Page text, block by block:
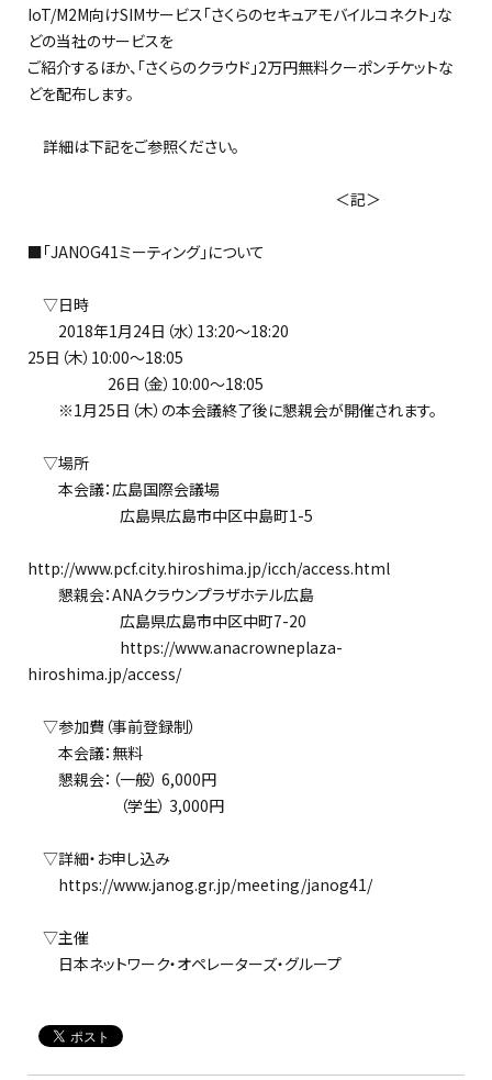
IoT/M2M向けSIMサービス「さくらのセキュアモバイルコネクト」な
どの当社のサービスを
ご紹介するほか、「さくらのクラウド」2万円無料クーポンチケットな
どを配布します。
詳細は下記をご参照ください。
＜記＞
■「JANOG41ミーティング」について
▽日時
2018年1月24日（水）13:20～18:20
25日（木）10:00～18:05
26日（金）10:00～18:05
※1月25日（木）の本会議終了後に懇親会が開催されます。
▽場所
本会議：広島国際会議場
広島県広島市中区中島町1-5
http://www.pcf.city.hiroshima.jp/icch/access.html
懇親会：ANAクラウンプラザホテル広島
広島県広島市中区中町7-20
https://www.anacrowneplaza-
hiroshima.jp/access/
▽参加費（事前登録制）
本会議：無料
懇親会：（一般） 6,000円
（学生） 3,000円
▽詳細・お申し込み
https://www.janog.gr.jp/meeting/janog41/
▽主催
日本ネットワーク・オペレーターズ・グループ